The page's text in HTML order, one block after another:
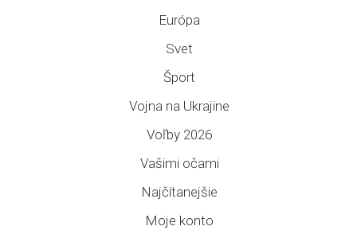
Európa
Svet
Šport
Vojna na Ukrajine
Voľby 2026
Vašimi očami
Najčítanejšie
Moje konto